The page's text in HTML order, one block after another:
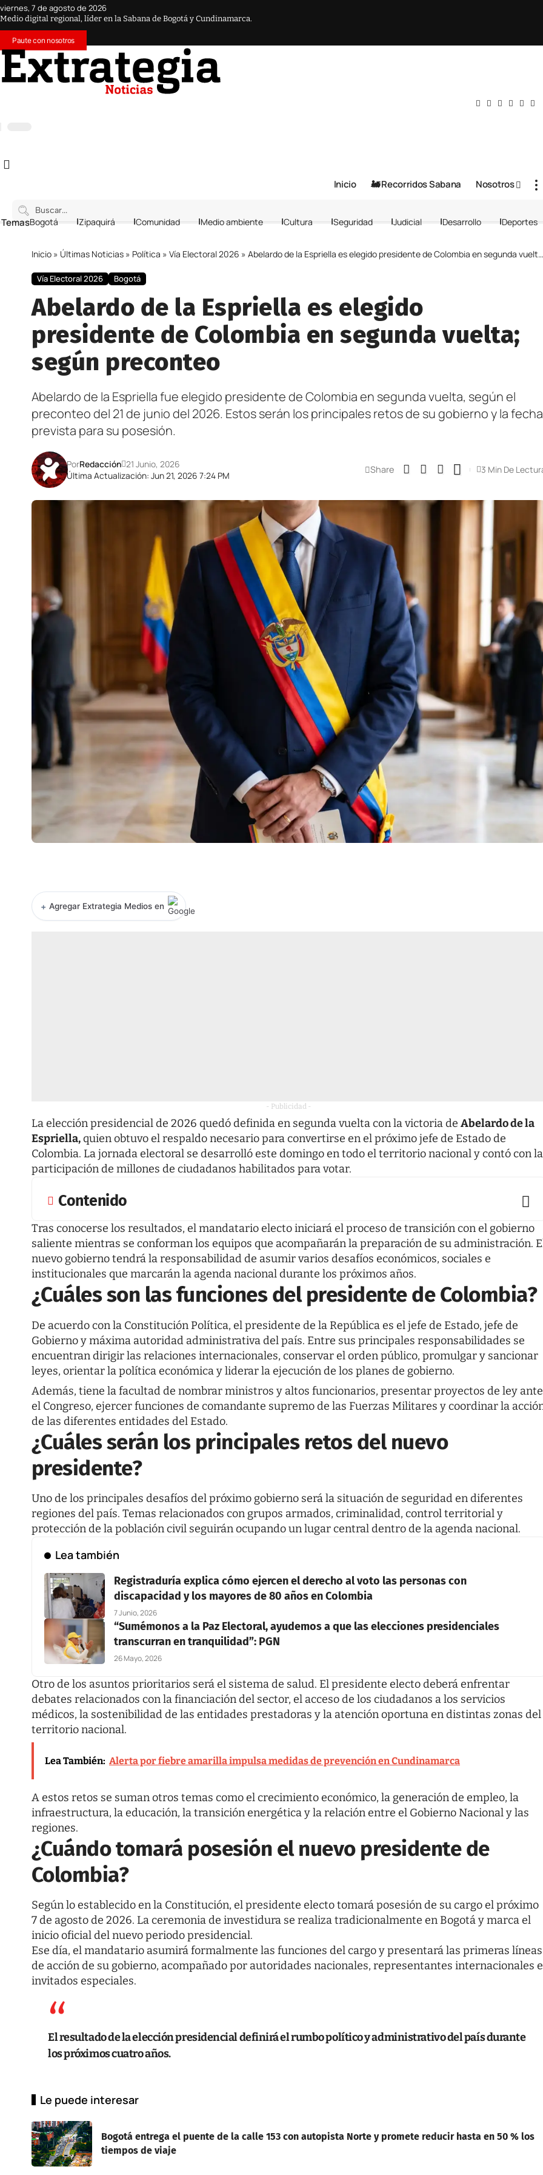
viernes, 7 de agosto de 2026
Medio digital regional, líder en la Sabana de Bogotá y Cundinamarca.
Paute con nosotros
Inicio 🚂 Recorridos Sabana Nosotros
Bogotá Zipaquirá Comunidad Medio ambiente Cultura Seguridad Judicial Desarrollo Deportes
Inicio » Últimas Noticias » Política » Vía Electoral 2026 » Abelardo de la Espriella es elegido presidente de Colombia en segunda vuelta; según preconteo
Vía Electoral 2026 Bogotá
Abelardo de la Espriella es elegido
presidente de Colombia en segunda vuelta;
según preconteo
Abelardo de la Espriella fue elegido presidente de Colombia en segunda vuelta, según el
preconteo del 21 de junio del 2026. Estos serán los principales retos de su gobierno y la fecha
prevista para su posesión.
Última Actualización: Jun 21, 2026 7:24 PM
PorRedacción 21 Junio, 2026 Share 3 Min De
+ Agregar Extrategia Medios en
- Publicidad -
La elección presidencial de 2026 quedó definida en segunda vuelta con la victoria de Abelardo de la
Espriella,quien obtuvo el respaldo necesario para convertirse en el próximo jefe de Estado de
Colombia. La jornada electoral se desarrolló este domingo en todo el territorio nacional y contó con la
participación de millones de ciudadanos habilitados para votar.
Contenido
Tras conocerse los resultados, el mandatario electo iniciará el proceso de transición con el gobierno
saliente mientras se conforman los equipos que acompañarán la preparación de su administración.
nuevo gobierno tendrá la responsabilidad de asumir varios desafíos económicos, sociales e
institucionales que marcarán la agenda nacional durante los próximos años.
¿Cuáles son las funciones del presidente de Colombia?
De acuerdo con la Constitución Política, el presidente de la República es el jefe de Estado, jefe de
Gobierno y máxima autoridad administrativa del país. Entre sus principales responsabilidades se
encuentran dirigir las relaciones internacionales, conservar el orden público, promulgar y sancionar
leyes, orientar la política económica y liderar la ejecución de los planes de gobierno.
Además, tiene la facultad de nombrar ministros y altos funcionarios, presentar proyectos de ley ante
el Congreso, ejercer funciones de comandante supremo de las Fuerzas Militares y coordinar la
de las diferentes entidades del Estado.
¿Cuáles serán los principales retos del nuevo
presidente?
Uno de los principales desafíos del próximo gobierno será la situación de seguridad en diferentes
regiones del país. Temas relacionados con grupos armados, criminalidad, control territorial y
protección de la población civil seguirán ocupando un lugar central dentro de la agenda nacional.
Lea también
Registraduría explica cómo ejercen el derecho al voto las personas con
discapacidad y los mayores de 80 años en Colombia
7 Junio, 2026
“Sumémonos a la Paz Electoral, ayudemos a que las elecciones presidenciales
transcurran en tranquilidad”: PGN
26 Mayo, 2026
Otro de los asuntos prioritarios será el sistema de salud. El presidente electo deberá enfrentar
debates relacionados con la financiación del sector, el acceso de los ciudadanos a los servicios
médicos, la sostenibilidad de las entidades prestadoras y la atención oportuna en distintas zonas del
territorio nacional.
Lea También: Alerta por fiebre amarilla impulsa medidas de prevención en Cundinamarca
A estos retos se suman otros temas como el crecimiento económico, la generación de empleo, la
infraestructura, la educación, la transición energética y la relación entre el Gobierno Nacional y las
regiones.
¿Cuándo tomará posesión el nuevo presidente de
Colombia?
Según lo establecido en la Constitución, el presidente electo tomará posesión de su cargo el próximo
7 de agosto de 2026. La ceremonia de investidura se realiza tradicionalmente en Bogotá y marca el
inicio oficial del nuevo periodo presidencial.
Ese día, el mandatario asumirá formalmente las funciones del cargo y presentará las primeras líneas
de acción de su gobierno, acompañado por autoridades nacionales, representantes internacionales e
invitados especiales.
El resultado de la elección presidencial definirá el rumbo político y administrativo del país durante
los próximos cuatro años.
Le puede interesar
Bogotá entrega el puente de la calle 153 con autopista Norte y promete reducir hasta en 50 % los
tiempos de viaje